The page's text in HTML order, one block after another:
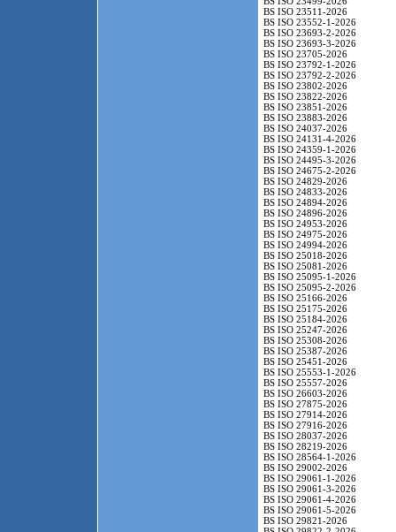
BS ISO 23511-2026
BS ISO 23552-1-2026
BS ISO 23693-2-2026
BS ISO 23693-3-2026
BS ISO 23705-2026
BS ISO 23792-1-2026
BS ISO 23792-2-2026
BS ISO 23802-2026
BS ISO 23822-2026
BS ISO 23851-2026
BS ISO 23883-2026
BS ISO 24037-2026
BS ISO 24131-4-2026
BS ISO 24359-1-2026
BS ISO 24495-3-2026
BS ISO 24675-2-2026
BS ISO 24829-2026
BS ISO 24833-2026
BS ISO 24894-2026
BS ISO 24896-2026
BS ISO 24953-2026
BS ISO 24975-2026
BS ISO 24994-2026
BS ISO 25018-2026
BS ISO 25081-2026
BS ISO 25095-1-2026
BS ISO 25095-2-2026
BS ISO 25166-2026
BS ISO 25175-2026
BS ISO 25184-2026
BS ISO 25247-2026
BS ISO 25308-2026
BS ISO 25387-2026
BS ISO 25451-2026
BS ISO 25553-1-2026
BS ISO 25557-2026
BS ISO 26603-2026
BS ISO 27875-2026
BS ISO 27914-2026
BS ISO 27916-2026
BS ISO 28037-2026
BS ISO 28219-2026
BS ISO 28564-1-2026
BS ISO 29002-2026
BS ISO 29061-1-2026
BS ISO 29061-3-2026
BS ISO 29061-4-2026
BS ISO 29061-5-2026
BS ISO 29821-2026